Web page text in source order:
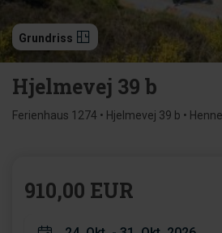
Grundriss
Hjelmevej 39 b
Ferienhaus 1274 • Hjelmevej 39 b •
910,00 EUR